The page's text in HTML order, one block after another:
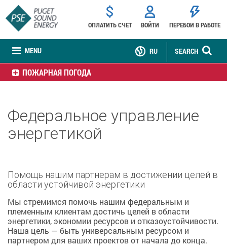
MENU
ОПЛАТИТЬ СЧЕТ ВОЙТИ ПЕРЕБОИ В РАБОТЕ
SEARCH
RU
ПОЖАРНАЯ ПОГОДА
Федеральное управление
энергетикой
Помощь нашим партнерам в достижении целей в
области устойчивой энергетики
Мы стремимся помочь нашим федеральным и
племенным клиентам достичь целей в области
энергетики, экономии ресурсов и отказоустойчивости.
Наша цель — быть универсальным ресурсом и
партнером для ваших проектов от начала до конца.